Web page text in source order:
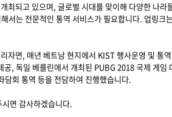
최되고 있으며, 글로벌 시대를 맞이해 다양한 나라
서는 전문적인 통역 서비스가 필요합니다. 업링크
자면, 매년 베트남 현지에서 KIST 행사운영 및 통
, 독일 베를린에서 개최된 PUBG 2018 국제 게임
회 통역 등을 전담하여 진행했습니다.
면 감사하겠습니다.